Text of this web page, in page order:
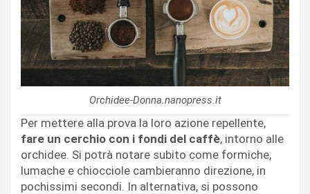
Orchidee-Donna.nanopress.it
Per mettere alla prova la loro azione repellente,
fare un cerchio con i fondi del caffè, intorno alle
orchidee. Si potrà notare subito come formiche,
lumache e chiocciole cambieranno direzione, in
pochissimi secondi. In alternativa, si possono